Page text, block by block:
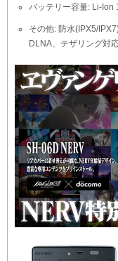
バッテリー容量: Li-Ion
その他: 防水(IPX5/
DLNA、テザリング対